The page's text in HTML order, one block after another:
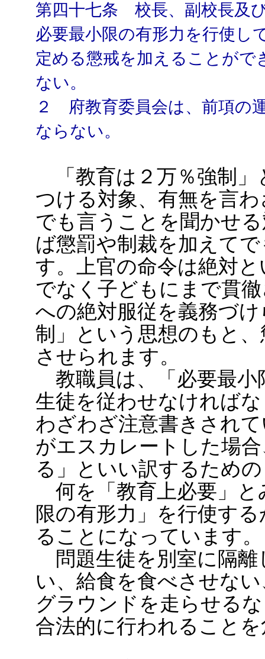
第四十七条 校長、副校長及
必要最小限の有形力を行使し
定める懲戒を加えることが
ない。
２ 府教育委員会は、前項の
ならない。
「教育は２万％強制」
つける対象、有無を言
でも言うことを聞かせ
ば懲罰や制裁を加えて
す。上官の命令は絶対
でなく子どもにまで貫
への絶対服従を義務づ
制」という思想のもと
させられます。
教職員は、「必要最小
生徒を従わせなければ
わざわざ注意書きされ
がエスカレートした場
る」といい訳するため
何を「教育上必要」と
限の有形力」を行使す
ることになっています。
問題生徒を別室に隔離
い、給食を食べさせな
グラウンドを走らせる
合法的に行われること